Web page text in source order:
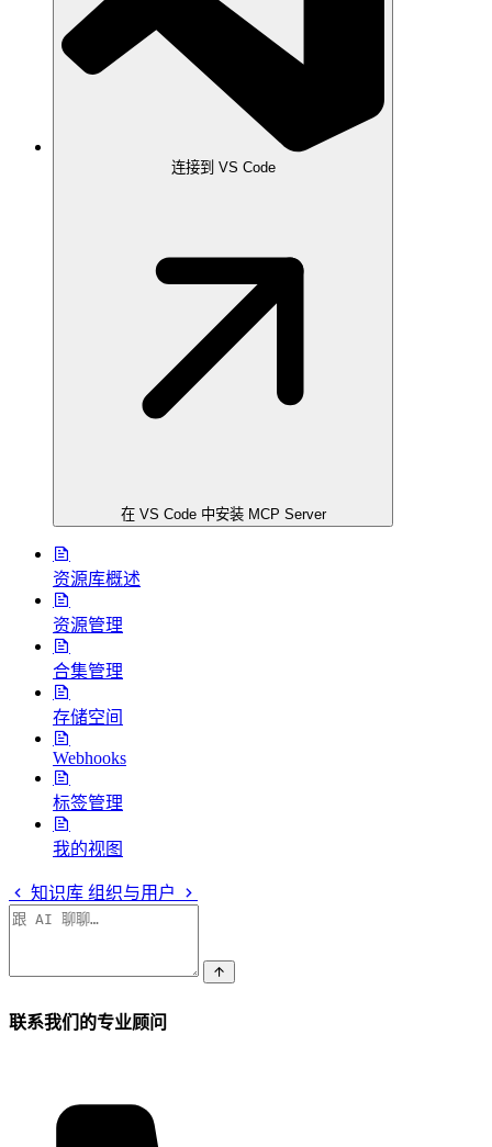
连接到 VS Code
在 VS Code 中安装 MCP Server
资源库概述
资源管理
合集管理
存储空间
Webhooks
标签管理
我的视图
知识库 组织与用户
联系我们的专业顾问